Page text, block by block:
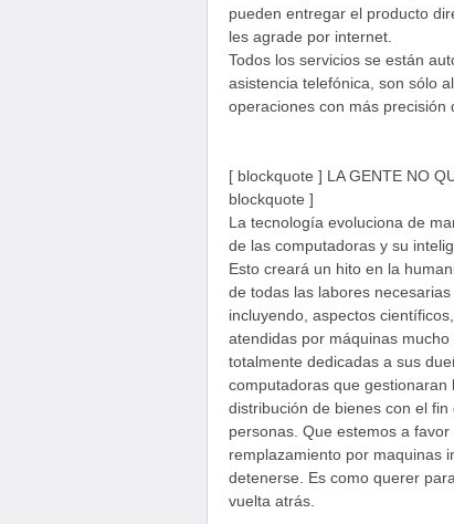
pueden entregar el producto
les agrade por internet.
Todos los servicios se están
asistencia telefónica, son sólo
operaciones con más precisión
[ blockquote ] LA GENTE NO
blockquote ]
La tecnología evoluciona de
de las computadoras y su
Esto creará un hito en la
de todas las labores
incluyendo, aspectos
atendidas por máquinas
totalmente dedicadas a sus
computadoras que
distribución de bienes con el
personas. Que estemos a
remplazamiento por maquinas
detenerse. Es como querer
vuelta atrás.